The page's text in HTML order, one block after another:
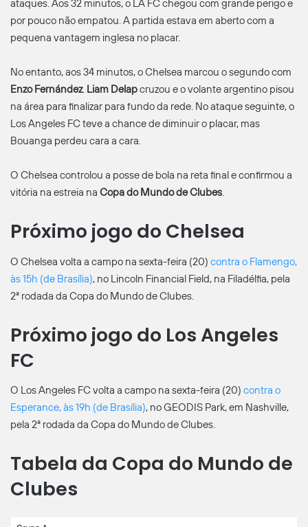
ataques. Aos 32 minutos, o LA FC chegou com grande perigo e
por pouco não empatou. A partida estava em aberto com a
pequena vantagem inglesa no placar.
No entanto, aos 34 minutos, o Chelsea marcou o segundo com
Enzo Fernández. Liam Delapcruzou e o volante argentino pisou
na área para finalizar para fundo da rede. No ataque seguinte, o
Los Angeles FC teve a chance de diminuir o placar, mas
Bouanga perdeu cara a cara.
O Chelsea controlou a posse de bola na reta final e confirmou a
vitória na estreia na Copa do Mundo de Clubes.
Próximo jogo do Chelsea
O Chelsea volta a campo na sexta-feira (20) contra o Flamengo,
às 15h (de Brasília), no Lincoln Financial Field, na Filadélfia, pela
2ª rodada da Copa do Mundo de Clubes.
Próximo jogo do Los Angeles
FC
O Los Angeles FC volta a campo na sexta-feira (20) contra o
Esperance, às 19h (de Brasília), no GEODIS Park, em Nashville,
pela 2ª rodada da Copa do Mundo de Clubes.
Tabela da Copa do Mundo de
Clubes